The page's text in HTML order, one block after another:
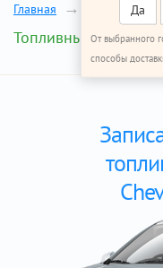
Да
От выбранного
способы
Главная Ремонт
Топливный фильтр